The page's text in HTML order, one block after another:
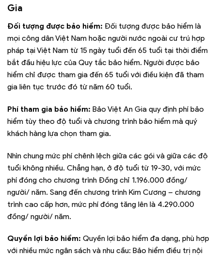
Gia
Đối tượng được bảo hiểm: Đối tượng được bảo hiểm là
mọi công dân Việt Nam hoặc người nước ngoài cư trú hợp
pháp tại Việt Nam từ 15 ngày tuổi đến 65 tuổi tại thời điểm
bắt đầu hiệu lực của Quy tắc bảo hiểm. Người được bảo
hiểm chỉ được tham gia đến 65 tuổi với điều kiện đã tham
gia liên tục trước đó từ năm 60 tuổi.
Phí tham gia bảo hiểm: Bảo Việt An Gia quy định phí bảo
hiểm tùy theo độ tuổi và chương trình bảo hiểm mà quý
khách hàng lựa chọn tham gia.
Nhìn chung mức phí chênh lệch giữa các gói và giữa các độ
tuổi không nhiều. Chẳng hạn, ở độ tuổi từ 19-30, với mức
phí đóng cho chương trình Đồng chỉ 1.196.000 đồng/
người/ năm. Sang đến chương trình Kim Cương – chương
trình cao cấp hơn, mức phí đóng tăng lên là 4.290.000
đồng/ người/ năm.
Quyền lợi bảo hiểm: Quyền lợi bảo hiểm đa dạng, phù hợp
với nhiều mức ngân sách và nhu cầu: Bảo hiểm điều trị nội